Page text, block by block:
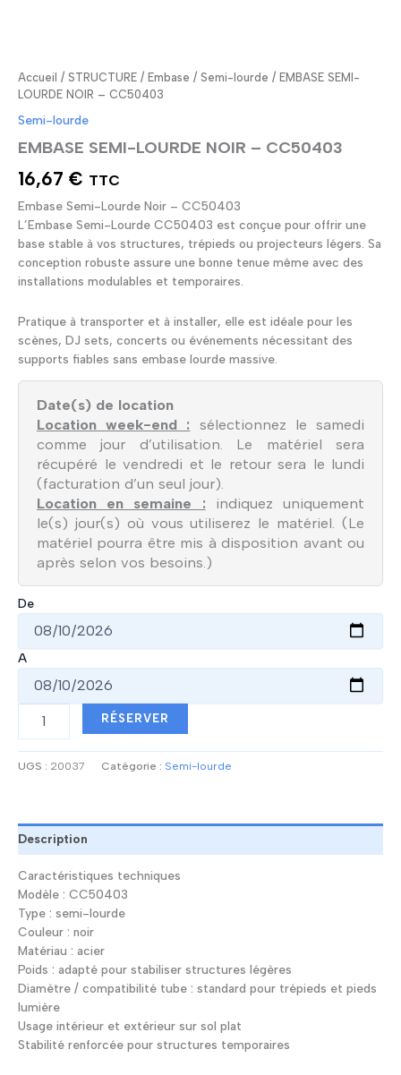
Accueil / STRUCTURE / Embase / Semi-lourde / EMBASE SEMI-
LOURDE NOIR – CC50403
Semi-lourde
EMBASE SEMI-LOURDE NOIR – CC50403
16,67 € TTC
Embase Semi-Lourde Noir – CC50403
L’Embase Semi-Lourde CC50403 est conçue pour offrir une
base stable à vos structures, trépieds ou projecteurs légers. Sa
conception robuste assure une bonne tenue même avec des
installations modulables et temporaires.
Pratique à transporter et à installer, elle est idéale pour les
scènes, DJ sets, concerts ou événements nécessitant des
supports fiables sans embase lourde massive.
Date(s) de location
Location week-end : sélectionnez le samedi
comme jour d’utilisation. Le matériel sera
récupéré le vendredi et le retour sera le lundi
(facturation d’un seul jour).
Location en semaine :indiquez uniquement
le(s) jour(s) où vous utiliserez le matériel. (Le
matériel pourra être mis à disposition avant ou
après selon vos besoins.)
De
A
SEMI-
CC50403
RÉSERVER
UGS : 20037 Catégorie : Semi-lourde
Description
Caractéristiques techniques
Modèle : CC50403
Type : semi-lourde
Couleur : noir
Matériau : acier
Poids : adapté pour stabiliser structures légères
Diamètre / compatibilité tube : standard pour trépieds et pieds
lumière
Usage intérieur et extérieur sur sol plat
Stabilité renforcée pour structures temporaires